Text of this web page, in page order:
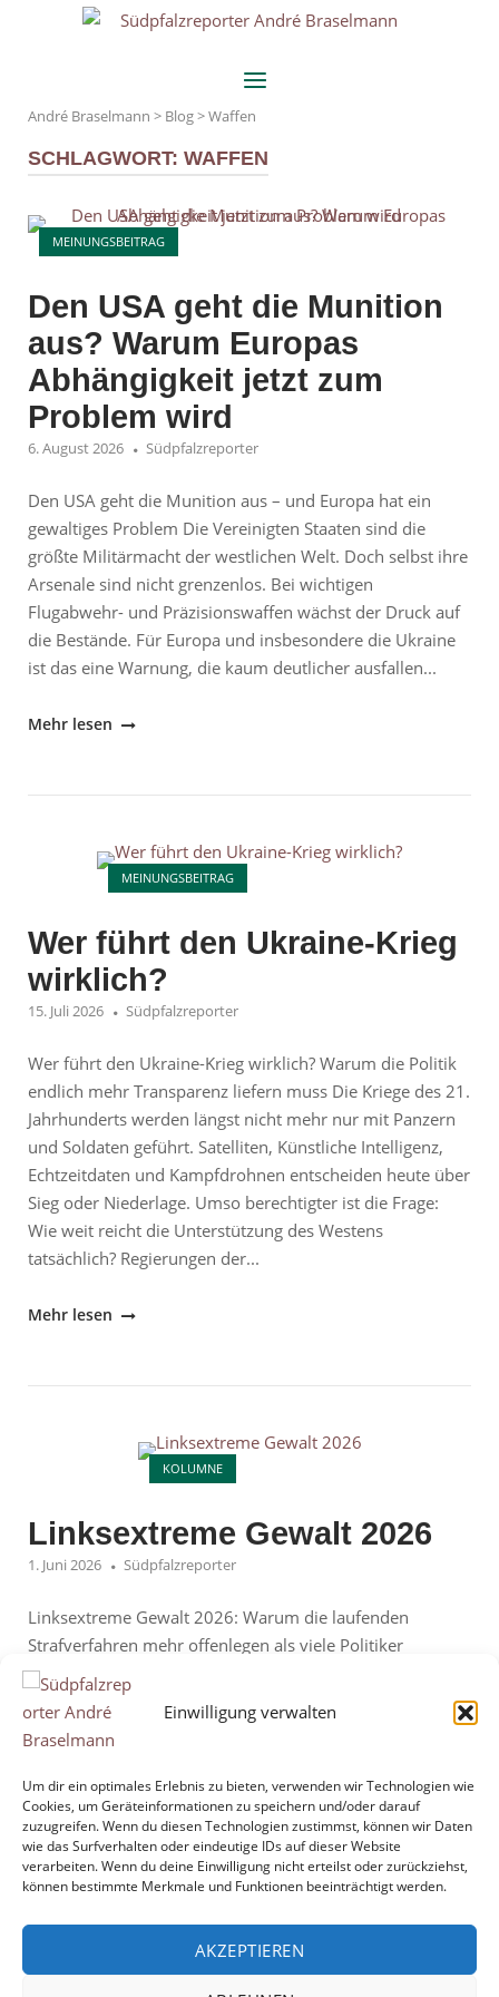
Einwilligung verwalten
Um dir ein optimales Erlebnis zu bieten, verwenden wir Technologien wie
Cookies, um Geräteinformationen zu speichern und/oder darauf
zuzugreifen. Wenn du diesen Technologien zustimmst, können wir Daten
wie das Surfverhalten oder eindeutige IDs auf dieser Website
verarbeiten. Wenn du deine Einwilligung nicht erteilst oder zurückziehst,
können bestimmte Merkmale und Funktionen beeinträchtigt werden.
AKZEPTIEREN
Home
Menu
André Braselmann > Blog>Waffen
SCHLAGWORT: WAFFEN
MEINUNGSBEITRAG
Open post
Den USA geht die Munition
aus? Warum Europas
Abhängigkeit jetzt zum
Problem wird
6. August 2026 Südpfalzreporter
Den USA geht die Munition aus – und Europa hat ein
gewaltiges Problem Die Vereinigten Staaten sind die
größte Militärmacht der westlichen Welt. Doch selbst ihre
Arsenale sind nicht grenzenlos. Bei wichtigen
Flugabwehr- und Präzisionswaffen wächst der Druck auf
die Bestände. Für Europa und insbesondere die Ukraine
ist das eine Warnung, die kaum deutlicher ausfallen...
"Den
Abhängigkeit
jetzt
zum
wird"
Mehr lesen
MEINUNGSBEITRAG
Open post
Wer führt den Ukraine-Krieg
wirklich?
15. Juli 2026 Südpfalzreporter
Wer führt den Ukraine-Krieg wirklich? Warum die Politik
endlich mehr Transparenz liefern muss Die Kriege des 21.
Jahrhunderts werden längst nicht mehr nur mit Panzern
und Soldaten geführt. Satelliten, Künstliche Intelligenz,
Echtzeitdaten und Kampfdrohnen entscheiden heute über
Sieg oder Niederlage. Umso berechtigter ist die Frage:
Wie weit reicht die Unterstützung des Westens
tatsächlich? Regierungen der...
"Wer
Mehr lesen
KOLUMNE
Open post
Linksextreme Gewalt 2026
1. Juni 2026 Südpfalzreporter
Linksextreme Gewalt 2026: Warum die laufenden
Strafverfahren mehr offenlegen als viele Politiker
zugeben wollen Deutschland diskutiert regelmäßig über
Extremismus. Doch während rechte Straftaten zu Recht
breite Aufmerksamkeit erhalten, wirkt die öffentliche
zurückhaltend. Die laufenden Strafverfahren des Jahres
2026 zeigen jedoch ein Bild, das deutlich über spontane
Protestaktionen hinausgeht. Im...
"Linksextreme
Gewalt
Mehr lesen